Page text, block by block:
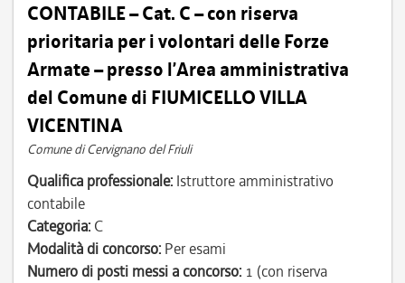
CONTABILE – Cat. C – con riserva
prioritaria per i volontari delle Forze
Armate – presso l’Area amministrativa
del Comune di FIUMICELLO VILLA
VICENTINA
Comune di Cervignano del Friuli
Qualifica professionale: Istruttore amministrativo
contabile
Categoria: C
Modalità di concorso: Per esami
Numero di posti messi a concorso: 1 (con riserva